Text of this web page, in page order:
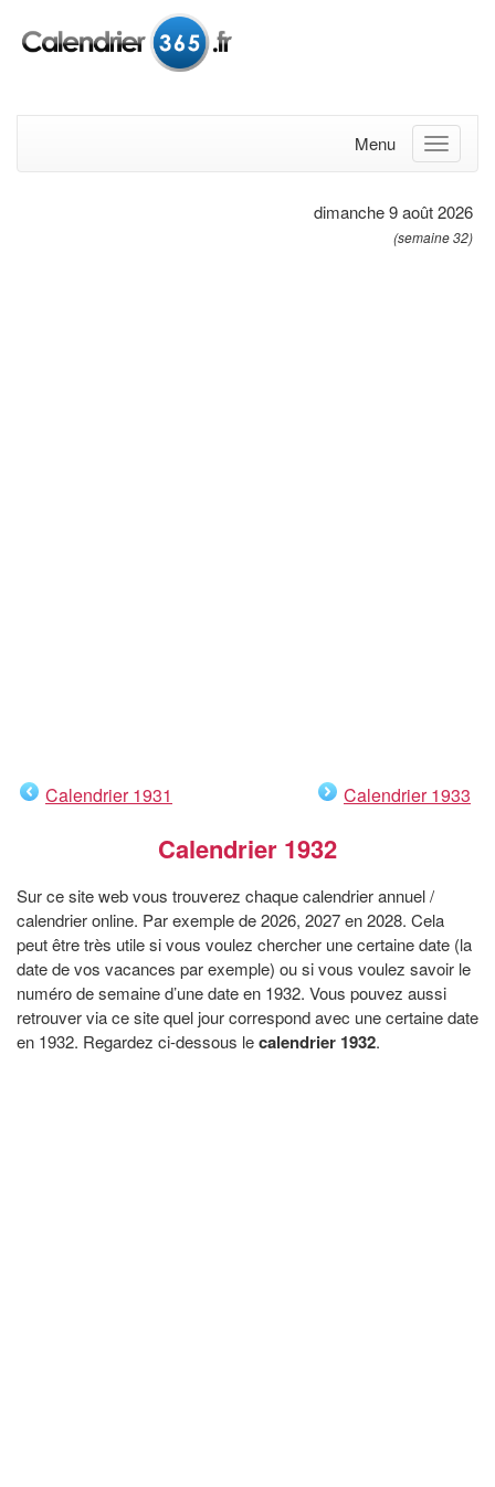
Menu
dimanche 9 août 2026
(semaine 32)
Calendrier 1931 Calendrier 1933
Calendrier 1932
Sur ce site web vous trouverez chaque calendrier annuel /
calendrier online. Par exemple de 2026, 2027 en 2028. Cela
peut être très utile si vous voulez chercher une certaine date (la
date de vos vacances par exemple) ou si vous voulez savoir le
numéro de semaine d’une date en 1932. Vous pouvez aussi
retrouver via ce site quel jour correspond avec une certaine date
en 1932. Regardez ci-dessous lecalendrier 1932.